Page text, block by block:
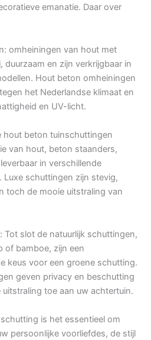
emanatie. Daar over
omheiningen van hout met
en zijn verkrijgbaar in
Hout beton omheiningen
het Nederlandse klimaat en
en UV-licht.
hout beton tuinschuttingen
van hout, beton staanders,
in verschillende
schuttingen zijn stevig,
toch de mooie uitstraling van
Tot slot de natuurlijk schuttingen,
of bamboe, zijn een
keus voor een groene schutting.
geven privacy en beschutting
toe aan uw achtertuin.
is het essentieel om
persoonlijke voorliefdes, de stijl